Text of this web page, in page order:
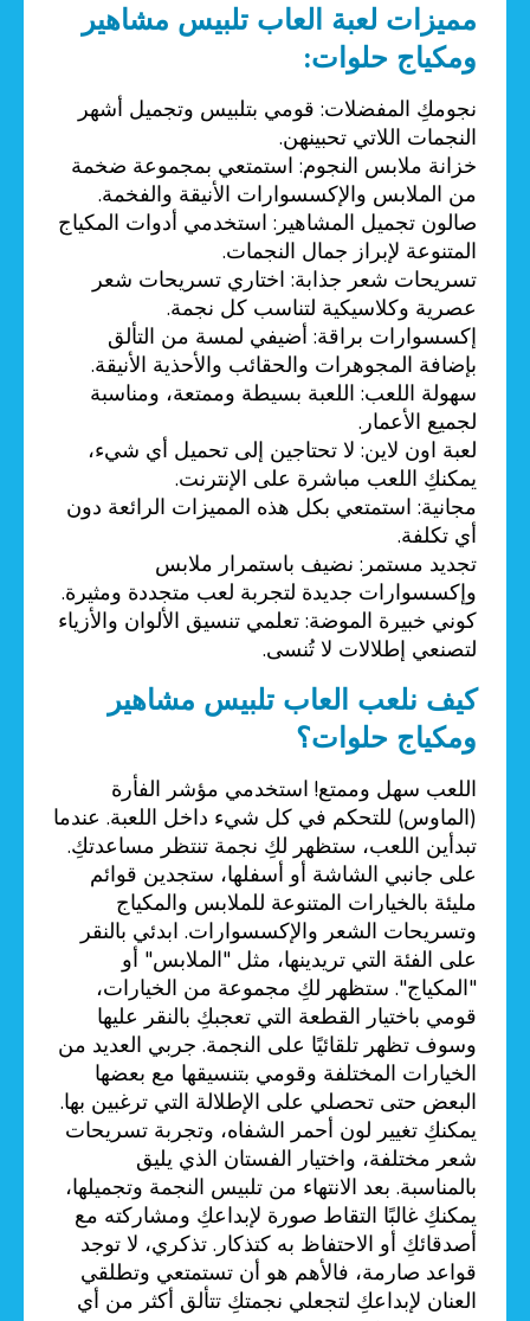
مميزات لعبة العاب تلبيس مشاهير
ومكياج حلوات:
نجومكِ المفضلات: قومي بتلبيس وتجميل أشهر
النجمات اللاتي تحبينهن.
خزانة ملابس النجوم: استمتعي بمجموعة ضخمة
من الملابس والإكسسوارات الأنيقة والفخمة.
صالون تجميل المشاهير: استخدمي أدوات المكياج
المتنوعة لإبراز جمال النجمات.
تسريحات شعر جذابة: اختاري تسريحات شعر
عصرية وكلاسيكية لتناسب كل نجمة.
إكسسوارات براقة: أضيفي لمسة من التألق
بإضافة المجوهرات والحقائب والأحذية الأنيقة.
سهولة اللعب: اللعبة بسيطة وممتعة، ومناسبة
لجميع الأعمار.
لعبة اون لاين: لا تحتاجين إلى تحميل أي شيء،
يمكنكِ اللعب مباشرة على الإنترنت.
مجانية: استمتعي بكل هذه المميزات الرائعة دون
أي تكلفة.
تجديد مستمر: نضيف باستمرار ملابس
وإكسسوارات جديدة لتجربة لعب متجددة ومثيرة.
كوني خبيرة الموضة: تعلمي تنسيق الألوان والأزياء
لتصنعي إطلالات لا تُنسى.
كيف نلعب العاب تلبيس مشاهير
ومكياج حلوات؟
اللعب سهل وممتع! استخدمي مؤشر الفأرة
(الماوس) للتحكم في كل شيء داخل اللعبة. عندما
تبدأين اللعب، ستظهر لكِ نجمة تنتظر مساعدتكِ.
على جانبي الشاشة أو أسفلها، ستجدين قوائم
مليئة بالخيارات المتنوعة للملابس والمكياج
وتسريحات الشعر والإكسسوارات. ابدئي بالنقر
على الفئة التي تريدينها، مثل "الملابس" أو
"المكياج". ستظهر لكِ مجموعة من الخيارات،
قومي باختيار القطعة التي تعجبكِ بالنقر عليها
وسوف تظهر تلقائيًا على النجمة. جربي العديد من
الخيارات المختلفة وقومي بتنسيقها مع بعضها
البعض حتى تحصلي على الإطلالة التي ترغبين بها.
يمكنكِ تغيير لون أحمر الشفاه، وتجربة تسريحات
شعر مختلفة، واختيار الفستان الذي يليق
بالمناسبة. بعد الانتهاء من تلبيس النجمة وتجميلها،
يمكنكِ غالبًا التقاط صورة لإبداعكِ ومشاركته مع
أصدقائكِ أو الاحتفاظ به كتذكار. تذكري، لا توجد
قواعد صارمة، فالأهم هو أن تستمتعي وتطلقي
العنان لإبداعكِ لتجعلي نجمتكِ تتألق أكثر من أي